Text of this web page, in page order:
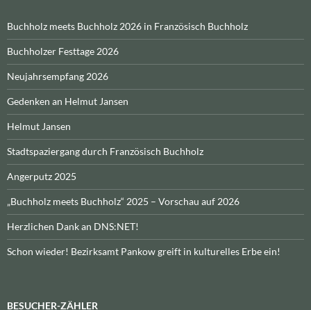
Buchholz meets Buchholz 2026 in Französisch Buchholz
Buchholzer Festtage 2026
Neujahrsempfang 2026
Gedenken an Helmut Jansen
Helmut Jansen
Stadtspaziergang durch Französisch Buchholz
Angerputz 2025
„Buchholz meets Buchholz“ 2025 – Vorschau auf 2026
Herzlichen Dank an DNS:NET!
Schon wieder! Bezirksamt Pankow greift in kulturelles Erbe ein!
BESUCHER-ZÄHLER